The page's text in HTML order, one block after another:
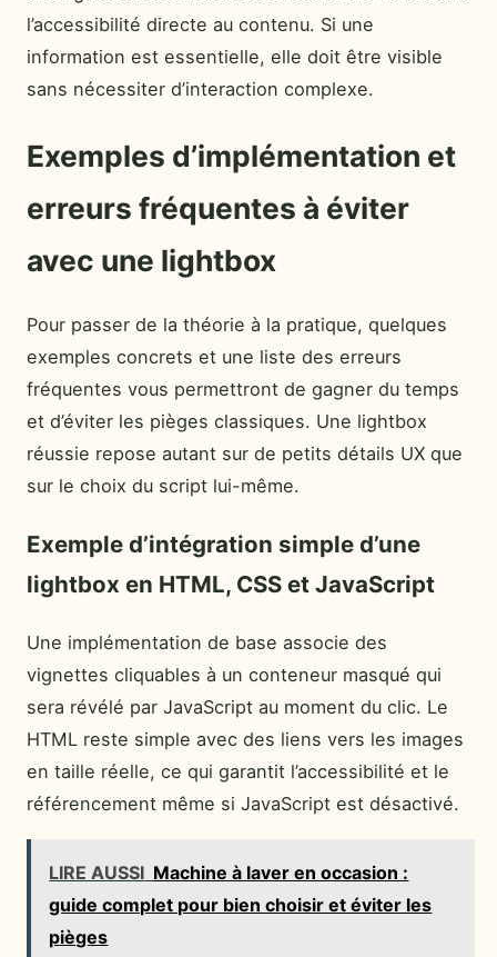
l’accessibilité directe au contenu. Si une
information est essentielle, elle doit être visible
sans nécessiter d’interaction complexe.
Exemples d’implémentation et
erreurs fréquentes à éviter
avec une lightbox
Pour passer de la théorie à la pratique, quelques
exemples concrets et une liste des erreurs
fréquentes vous permettront de gagner du temps
et d’éviter les pièges classiques. Une lightbox
réussie repose autant sur de petits détails UX que
sur le choix du script lui-même.
Exemple d’intégration simple d’une
lightbox en HTML, CSS et JavaScript
Une implémentation de base associe des
vignettes cliquables à un conteneur masqué qui
sera révélé par JavaScript au moment du clic. Le
HTML reste simple avec des liens vers les images
en taille réelle, ce qui garantit l’accessibilité et le
référencement même si JavaScript est désactivé.
LIRE AUSSI Machine à laver en occasion :
guide complet pour bien choisir et éviter les
pièges